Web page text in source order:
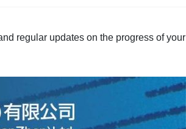
regular updates on the progress of your